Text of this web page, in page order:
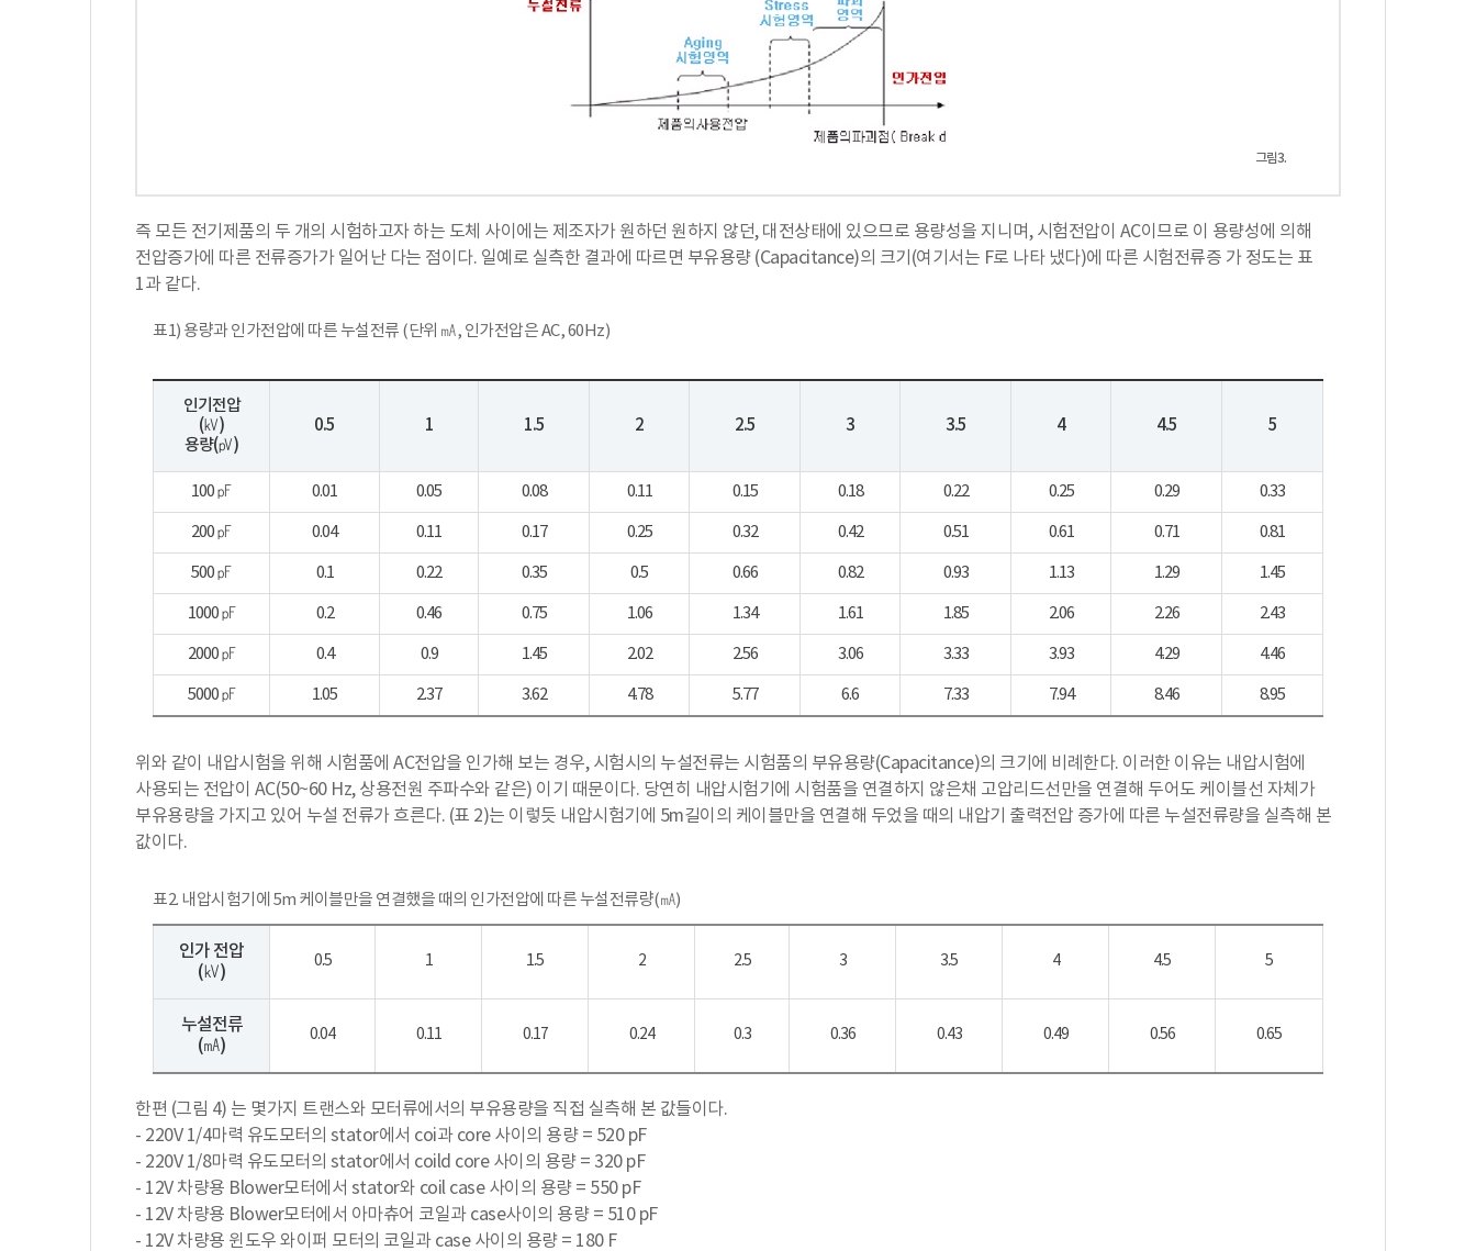
그림3.
즉 모든 전기제품의 두 개의 시험하고자 하는 도체 사이에는 제조자가 원하던 원하지 않던, 대전상태에 있으므로 용량성을 지니며, 시험전압이 AC이므로 이 용량성에 의해
전압증가에 따른 전류증가가 일어난 다는 점이다. 일예로 실측한 결과에 따르면 부유용량 (Capacitance)의 크기(여기서는 F로 나타 냈다)에 따른 시험전류증 가 정도는 표
1과 같다.
표1) 용량과 인가전압에 따른 누설전류 (단위 ㎃, 인가전압은 AC, 60Hz)
인기전압
(㎸)
용량(㎴)
0.5 1 1.5 2 2.5 3 3.5 4 4.5 5
100 ㎊ 0.01 0.05 0.08 0.11 0.15 0.18 0.22 0.25 0.29 0.33
200 ㎊ 0.04 0.11 0.17 0.25 0.32 0.42 0.51 0.61 0.71 0.81
500 ㎊ 0.1 0.22 0.35 0.5 0.66 0.82 0.93 1.13 1.29 1.45
1000 ㎊ 0.2 0.46 0.75 1.06 1.34 1.61 1.85 2.06 2.26 2.43
2000 ㎊ 0.4 0.9 1.45 2.02 2.56 3.06 3.33 3.93 4.29 4.46
5000 ㎊ 1.05 2.37 3.62 4.78 5.77 6.6 7.33 7.94 8.46 8.95
위와 같이 내압시험을 위해 시험품에 AC전압을 인가해 보는 경우, 시험시의 누설전류는 시험품의 부유용량(Capacitance)의 크기에 비례한다. 이러한 이유는 내압시험에
사용되는 전압이 AC(50~60 Hz, 상용전원 주파수와 같은) 이기 때문이다. 당연히 내압시험기에 시험품을 연결하지 않은채 고압리드선만을 연결해 두어도 케이블선 자체가
부유용량을 가지고 있어 누설 전류가 흐른다. (표 2)는 이렇듯 내압시험기에 5m길이의 케이블만을 연결해 두었을 때의 내압기 출력전압 증가에 따른 누설전류량을 실측해 본
값이다.
표2. 내압시험기에 5m 케이블만을 연결했을 때의 인가전압에 따른 누설전류량(㎃)
인가 전압
(㎸)
0.5 1 1.5 2 2.5 3 3.5 4 4.5 5
누설전류
(㎃)
0.04 0.11 0.17 0.24 0.3 0.36 0.43 0.49 0.56 0.65
한편 (그림 4) 는 몇가지 트랜스와 모터류에서의 부유용량을 직접 실측해 본 값들이다.
- 220V 1/4마력 유도모터의 stator에서 coi과 core 사이의 용량 = 520 pF
- 220V 1/8마력 유도모터의 stator에서 coild core 사이의 용량 = 320 pF
- 12V 차량용 Blower모터에서 stator와 coil case 사이의 용량 = 550 pF
- 12V 차량용 Blower모터에서 아마츄어 코일과 case사이의 용량 = 510 pF
- 12V 차량용 윈도우 와이퍼 모터의 코일과 case 사이의 용량 = 180 F